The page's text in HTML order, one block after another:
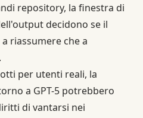
repository, la finestra di
decidono se il
riassumere che a
per utenti reali, la
a GPT-5 potrebbero
di vantarsi nei